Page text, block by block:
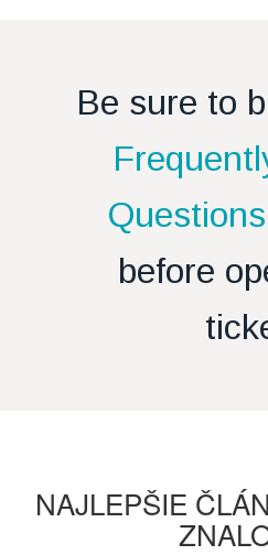
Be sure to
before
NAJLEPŠIE